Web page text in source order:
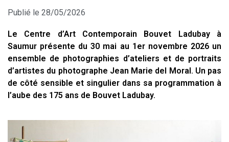
Publié le 28/05/2026
Le Centre d’Art Contemporain Bouvet Ladubay à
Saumur présente du 30 mai au 1er novembre 2026 un
ensemble de photographies d’ateliers et de portraits
d’artistes du photographe Jean Marie del Moral. Un pas
de côté sensible et singulier dans sa programmation à
l’aube des 175 ans de Bouvet Ladubay.